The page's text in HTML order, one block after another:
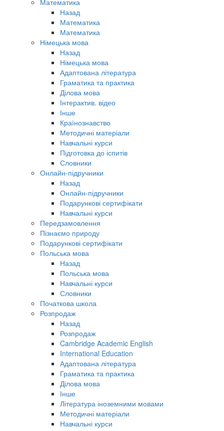
Математика
Назад
Математика
Математика
Німецька мова
Назад
Німецька мова
Адаптована література
Граматика та практика
Ділова мова
Інтерактив. відео
Інше
Країнознавство
Методичні матеріали
Навчальні курси
Підготовка до іспитів
Словники
Онлайн-підручники
Назад
Онлайн-підручники
Подарункові сертифікати
Навчальні курси
Передзамовлення
Пізнаємо природу
Подарункові сертифікати
Польська мова
Назад
Польська мова
Навчальні курси
Словники
Початкова школа
Розпродаж
Назад
Розпродаж
Cambridge Academic English
International Education
Адаптована література
Граматика та практика
Ділова мова
Інше
Література іноземними мовами
Методичні матеріали
Навчальні курси